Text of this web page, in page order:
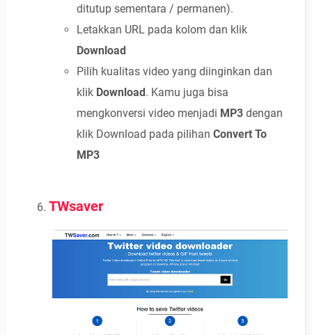
ditutup sementara / permanen).
Letakkan URL pada kolom dan klik
Download
Pilih kualitas video yang diinginkan dan
klik Download. Kamu juga bisa
mengkonversi video menjadi MP3 dengan
klik Download pada pilihan Convert To
MP3
TWsaver